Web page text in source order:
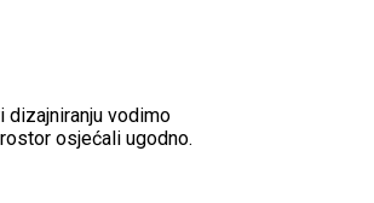
dizajniranju vodimo
osjećali ugodno.